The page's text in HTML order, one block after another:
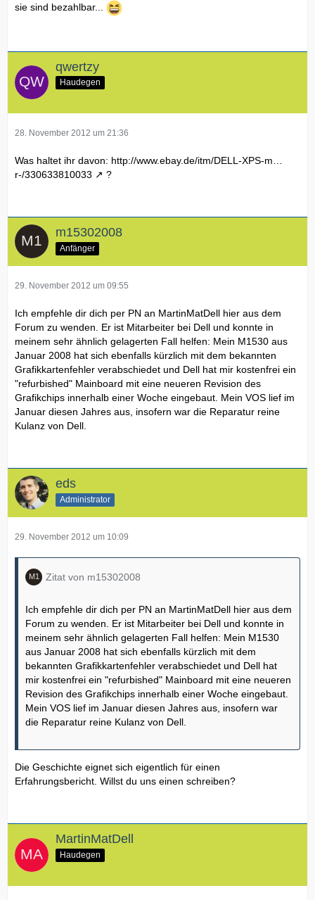
sie sind bezahlbar...
qwertzy
Haudegen
28. November 2012 um 21:36
Was haltet ihr davon: http://www.ebay.de/itm/DELL-XPS-m…
r-/330633810033
?
m15302008
Anfänger
29. November 2012 um 09:55
Ich empfehle dir dich per PN an MartinMatDell hier aus dem
Forum zu wenden. Er ist Mitarbeiter bei Dell und konnte in
meinem sehr ähnlich gelagerten Fall helfen: Mein M1530 aus
Januar 2008 hat sich ebenfalls kürzlich mit dem bekannten
Grafikkartenfehler verabschiedet und Dell hat mir kostenfrei ein
"refurbished" Mainboard mit eine neueren Revision des
Grafikchips innerhalb einer Woche eingebaut. Mein VOS lief im
Januar diesen Jahres aus, insofern war die Reparatur reine
Kulanz von Dell.
eds
Administrator
29. November 2012 um 10:09
Zitat von m15302008
Ich empfehle dir dich per PN an MartinMatDell hier aus dem
Forum zu wenden. Er ist Mitarbeiter bei Dell und konnte in
meinem sehr ähnlich gelagerten Fall helfen: Mein M1530
aus Januar 2008 hat sich ebenfalls kürzlich mit dem
bekannten Grafikkartenfehler verabschiedet und Dell hat
mir kostenfrei ein "refurbished" Mainboard mit eine neueren
Revision des Grafikchips innerhalb einer Woche eingebaut.
Mein VOS lief im Januar diesen Jahres aus, insofern war
die Reparatur reine Kulanz von Dell.
Die Geschichte eignet sich eigentlich für einen
Erfahrungsbericht. Willst du uns einen schreiben?
MartinMatDell
Haudegen